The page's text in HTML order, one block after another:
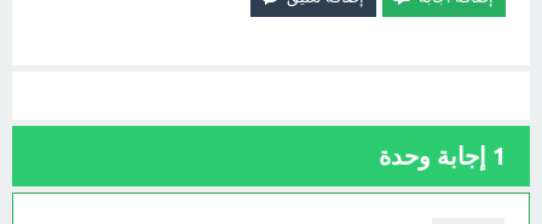
1 إجابة وحدة